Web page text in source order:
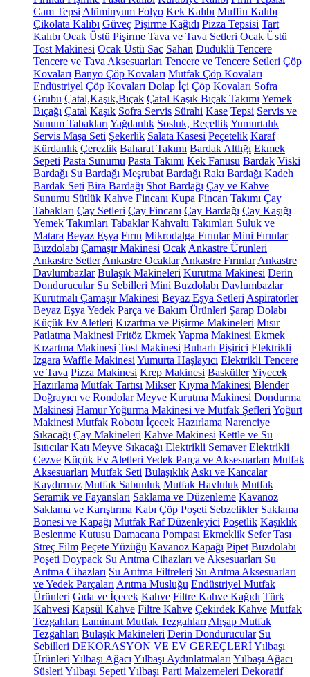
Cam Tepsi Alüminyum Folyo Kek Kalıbı Muffin Kalıbı
Çikolata Kalıbı Güveç Pişirme Kağıdı Pizza Tepsisi Tart
Kalıbı Ocak Üstü Pişirme Tava ve Tava Setleri Ocak Üstü
Tost Makinesi Ocak Üstü Sac Sahan Düdüklü Tencere
Tencere ve Tava Aksesuarları Tencere ve Tencere Setleri Çöp
Kovaları Banyo Çöp Kovaları Mutfak Çöp Kovaları
Endüstriyel Çöp Kovaları Dolap İçi Çöp Kovaları Sofra
Grubu Çatal,Kaşık,Bıçak Çatal Kaşık Bıçak Takımı Yemek
Bıçağı Çatal Kaşık Sofra Servis Sürahi Kase Tepsi Servis ve
Sunum Tabakları Yağdanlık Sosluk, ReçellikYumurtalık
Servis Maşa Seti Şekerlik Salata Kasesi Peçetelik Karaf
Kürdanlık Çerezlik Baharat Takımı Bardak Altlığı Ekmek
Sepeti Pasta Sunumu Pasta Takımı Kek Fanusu Bardak Viski
Bardağı Su Bardağı Meşrubat Bardağı Rakı Bardağı Kadeh
Bardak Seti Bira Bardağı Shot Bardağı Çay ve Kahve
Sunumu Sütlük Kahve Fincanı Kupa Fincan Takımı Çay
Tabakları Çay Setleri Çay Fincanı Çay Bardağı Çay Kaşığı
Yemek Takımları Tabaklar Kahvaltı Takımları Suluk ve
Matara Beyaz Eşya Fırın Mikrodalga Fırınlar Mini Fırınlar
Buzdolabı Çamaşır Makinesi Ocak Ankastre Ürünleri
Ankastre Setler Ankastre Ocaklar Ankastre Fırınlar Ankastre
Davlumbazlar Bulaşık Makineleri Kurutma Makinesi Derin
Dondurucular Su Sebilleri Mini Buzdolabı Davlumbazlar
Kurutmalı Çamaşır Makinesi Beyaz Eşya Setleri Aspiratörler
Beyaz Eşya Yedek Parça ve Bakım Ürünleri Şarap Dolabı
Küçük Ev Aletleri Kızartma ve Pişirme Makineleri Mısır
Patlatma Makinesi Fritöz Ekmek Yapma Makinesi Ekmek
Kızartma Makinesi Tost Makinesi Buharlı Pişirici Elektrikli
Izgara Waffle Makinesi Yumurta Haşlayıcı Elektrikli Tencere
ve Tava Pizza Makinesi Krep Makinesi BasküllerYiyecek
Hazırlama Mutfak Tartısı Mikser Kıyma Makinesi Blender
Doğrayıcı ve Rondolar Meyve Kurutma Makinesi Dondurma
Makinesi Hamur Yoğurma Makinesi ve Mutfak Şefleri Yoğurt
Makinesi Mutfak Robotu İçecek Hazırlama Narenciye
Sıkacağı Çay Makineleri Kahve Makinesi Kettle ve Su
Isıtıcılar Katı Meyve Sıkacağı Elektrikli Semaver Elektrikli
Cezve Küçük Ev Aletleri Yedek Parça ve Aksesuarları Mutfak
Aksesuarları Mutfak Seti Bulaşıklık Askı ve Kancalar
Kaydırmaz Mutfak Sabunluk Mutfak Havluluk Mutfak
Seramik ve Fayansları Saklama ve Düzenleme Kavanoz
Saklama ve Karıştırma Kabı Çöp Poşeti Sebzelikler Saklama
Bonesi ve Kapağı Mutfak Raf Düzenleyici Poşetlik Kaşıklık
Beslenme Kutusu Damacana Pompası Ekmeklik Sefer Tası
Streç Film Peçete Yüzüğü Kavanoz Kapağı Pipet Buzdolabı
Poşeti Doypack Su Arıtma Cihazları ve Aksesuarları Su
Arıtma Cihazları Su Arıtma Filtreleri Su Arıtma Aksesuarları
ve Yedek Parçaları Arıtma Musluğu Endüstriyel Mutfak
Ürünleri Gıda ve İçecek Kahve Filtre Kahve Kağıdı Türk
Kahvesi Kapsül Kahve Filtre Kahve Çekirdek Kahve Mutfak
Tezgahları Laminant Mutfak Tezgahları Ahşap Mutfak
Tezgahları Bulaşık Makineleri Derin Dondurucular Su
Sebilleri DEKORASYON VE EV GEREÇLERİYılbaşı
Ürünleri Yılbaşı Ağacı Yılbaşı Aydınlatmaları Yılbaşı Ağacı
Süsleri Yılbaşı Sepeti Yılbaşı Parti Malzemeleri Dekoratif